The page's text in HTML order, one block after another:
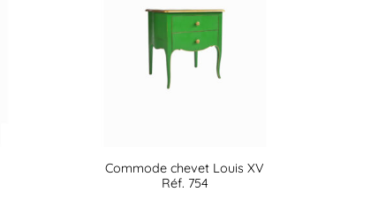
Commode chevet Louis XV
Réf. 754